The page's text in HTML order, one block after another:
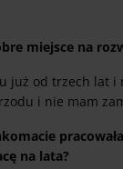
miejsce na
już od trzech lat
i nie mam
na lata?